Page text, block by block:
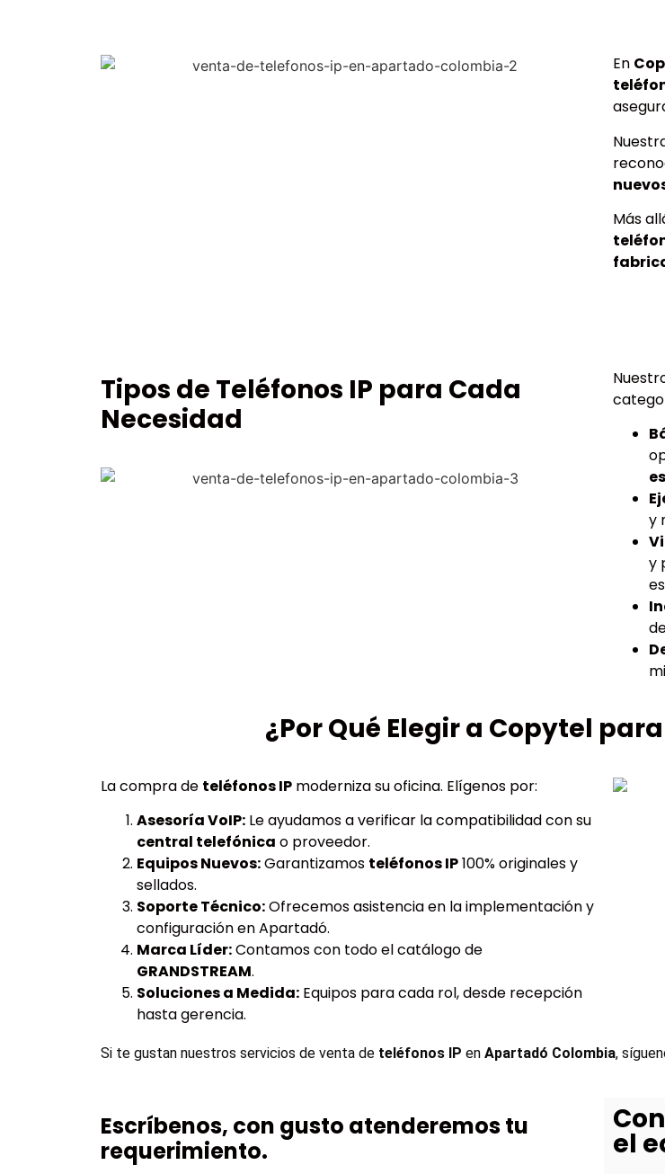
En
Más
Tipos de Teléfonos IP para Cada
Necesidad
y
y
¿Por Qué Elegir a Copytel
La compra de teléfonos IP moderniza su oficina. Elígenos por:
Asesoría VoIP: Le ayudamos a verificar la compatibilidad con su
central telefónica o proveedor.
Equipos Nuevos:Garantizamos teléfonos IP100% originales y
sellados.
Soporte Técnico:Ofrecemos asistencia en la implementación y
configuración en Apartadó.
Marca Líder:Contamos con todo el catálogo de
GRANDSTREAM.
Soluciones a Medida: Equipos para cada rol, desde recepción
hasta gerencia.
Si te gustan nuestros servicios de venta de teléfonos IP en Apartadó Colombia,
Escríbenos, con gusto atenderemos tu
requerimiento.
el